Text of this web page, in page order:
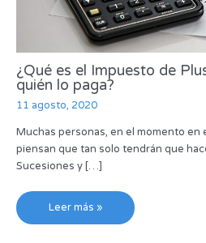
¿Qué es el Impuesto de
quién lo paga?
11 agosto, 2020
Muchas personas, en el momento en
piensan que tan solo tendrán que
Sucesiones y […]
Leer más »